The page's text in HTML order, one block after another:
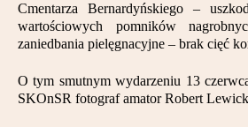
Cegiełki
Rossa
Trasy
Cmentarza Bernardyńskiego –
wartościowych pomników
zaniedbania pielęgnacyjne – brak cięć
O tym smutnym wydarzeniu 13
SKOnSR fotograf amator Robert